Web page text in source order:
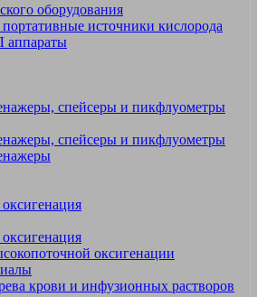
оборудования
источники кислорода
спейсеры и пикфлуометры
спейсеры и пикфлуометры
оксигенации
крови и инфузионных растворов